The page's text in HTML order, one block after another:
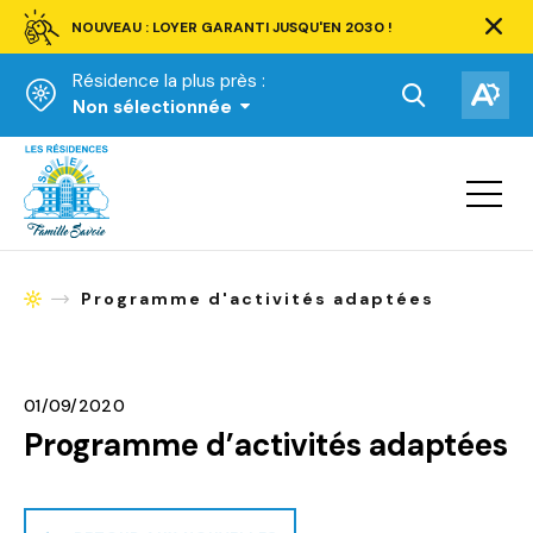
NOUVEAU : LOYER GARANTI JUSQU'EN 2030 !
barre
Résidence la plus près :
Non sélectionnée
Ouvrir
la
recherche.
la
Accueil
Ouvrir
la
AccueilProgramme d'activités adaptées
01/09/2020
Programme d’activités adaptées